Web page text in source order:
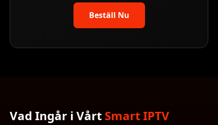
Beställ Nu
Vad Ingår i Vårt Smart IPTV